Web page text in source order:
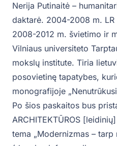
Nerija Putinaitė –
daktarė. 2004-2008 m. LR
2008-2012 m. švietimo ir
Vilniaus universiteto
mokslų institute. Tiria
posovietinę tapatybes,
monografijoje
Po šios paskaitos bus
ARCHITEKTŪROS
tema „Modernizmas –